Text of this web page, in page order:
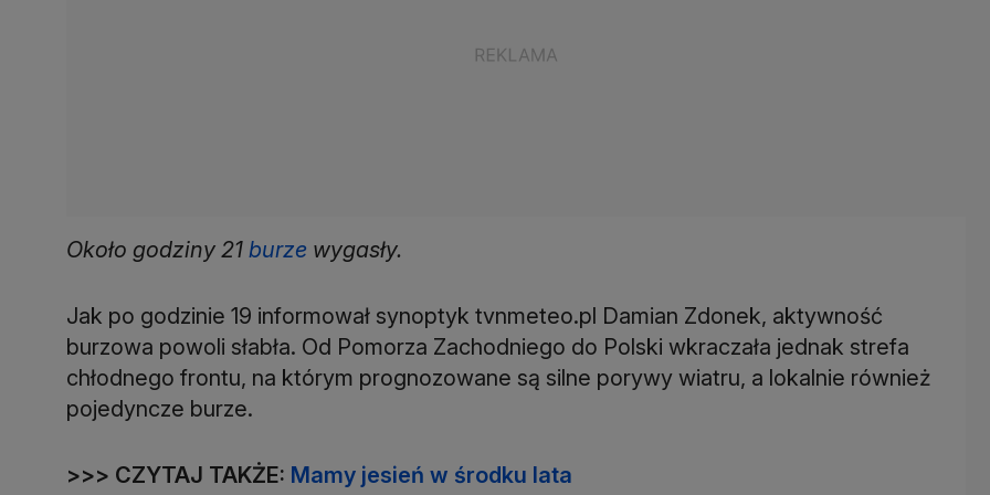
Około godziny 21 burze wygasły.
Jak po godzinie 19 informował synoptyk tvnmeteo.pl Damian Zdonek, aktywność
burzowa powoli słabła. Od Pomorza Zachodniego do Polski wkraczała jednak strefa
chłodnego frontu, na którym prognozowane są silne porywy wiatru, a lokalnie również
pojedyncze burze.
>>> CZYTAJ TAKŻE: Mamy jesień w środku lata